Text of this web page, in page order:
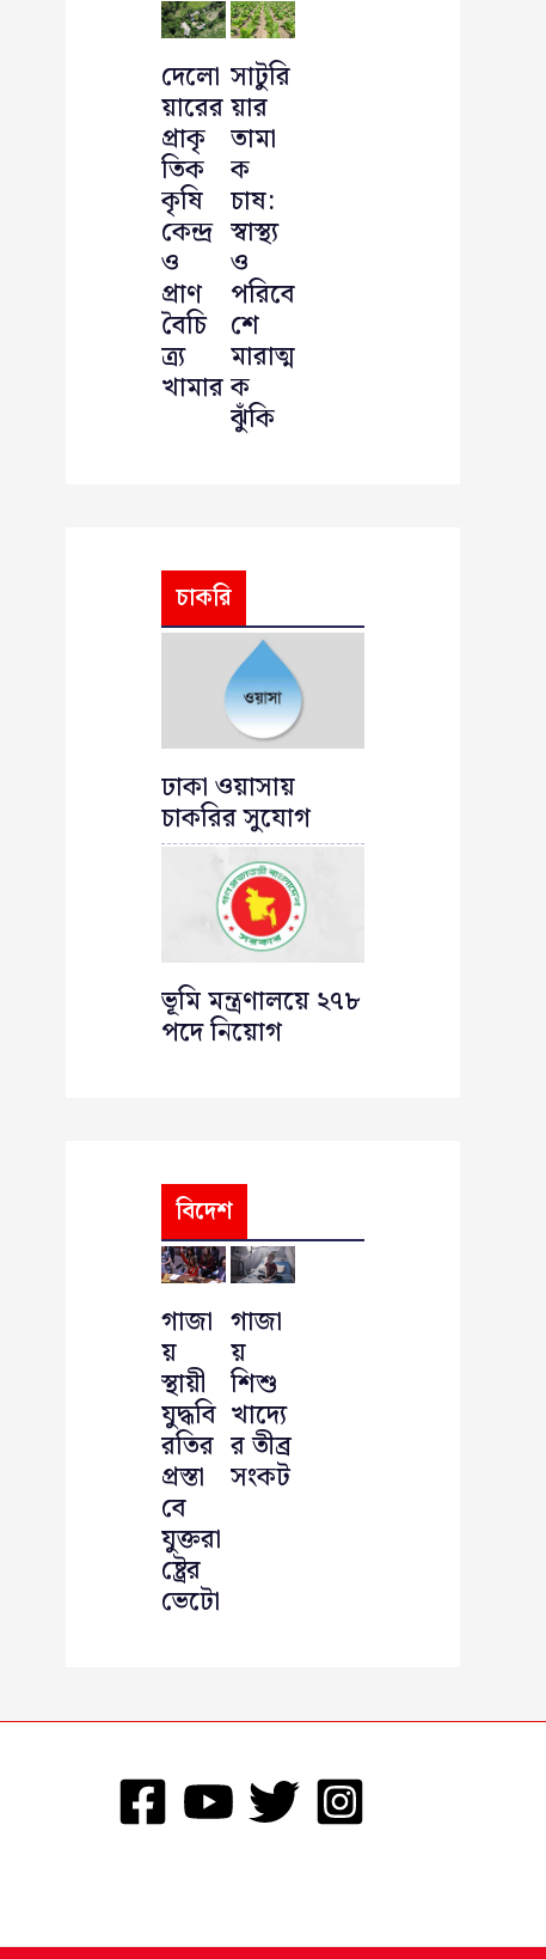
দেলো
য়ারের
প্রাকৃ
তিক
কৃষি
কেন্দ্র
ও
প্রাণ
বৈচি
ত্র্য
খামার
সাটুরি
য়ার
তামা
ক
চাষ:
স্বাস্থ্য
ও
পরিবে
শে
মারাত্ম
ক
ঝুঁকি
চাকরি
ঢাকা ওয়াসায়
চাকরির সুযোগ
ভূমি মন্ত্রণালয়ে ২৭৮
পদে নিয়োগ
বিদেশ
গাজা
য়
স্থায়ী
যুদ্ধবি
রতির
প্রস্তা
বে
যুক্তরা
ষ্ট্রের
ভেটো
গাজা
য়
শিশু
খাদ্যে
র তীব্র
সংকট